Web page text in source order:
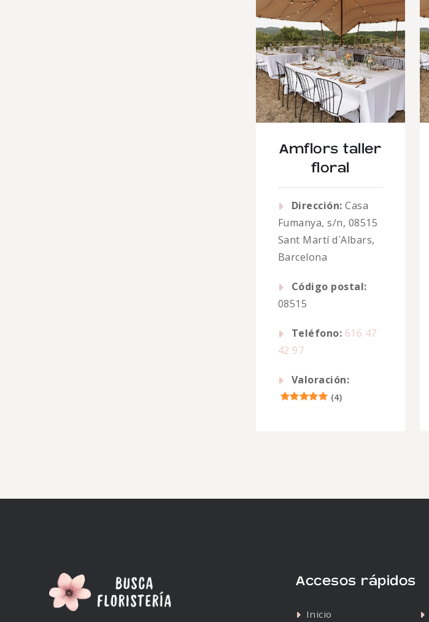
Amflors taller
floral
Dirección: Casa
Fumanya, s/n, 08515
Sant Martí d´Albars,
Barcelona
Código postal:
08515
Teléfono: 616 47
42 97
Valoración:
(4)
Accesos rápidos
Inicio